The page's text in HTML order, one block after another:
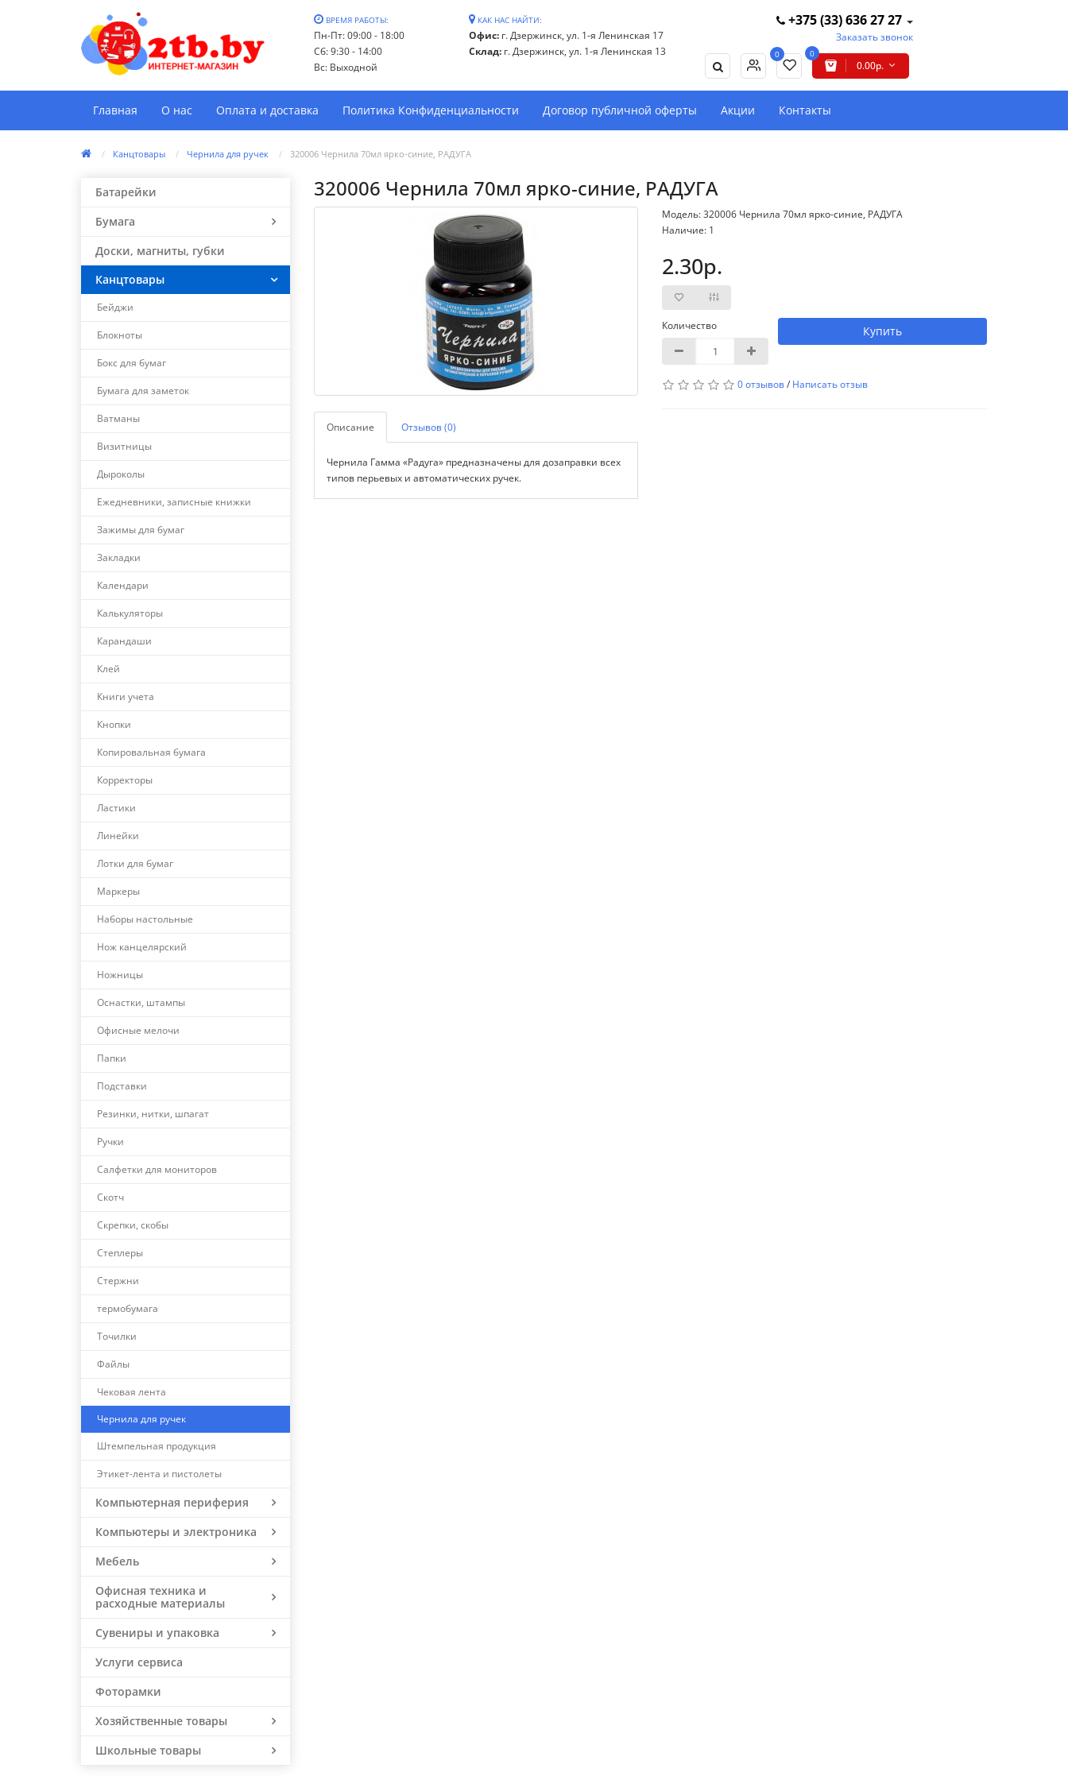
ВРЕМЯ РАБОТЫ:
Пн-Пт: 09:00 - 18:00
Сб: 9:30 - 14:00
Вс: Выходной
КАК НАС НАЙТИ:
Офис:г. Дзержинск, ул. 1-я Ленинская 17
Склад:г. Дзержинск, ул. 1-я Ленинская 13
+375 (33) 636 27 27
Заказать звонок
0 0
0.00р.
Главная О нас Оплата и доставка Политика Конфиденциальности Договор публичной оферты Акции Контакты
Канцтовары Чернила для ручек 320006 Чернила 70мл ярко-синие, РАДУГА
Батарейки
Бумага
Доски, магниты, губки
Канцтовары
Бейджи
Блокноты
Бокс для бумаг
Бумага для заметок
Ватманы
Визитницы
Дыроколы
Ежедневники, записные книжки
Зажимы для бумаг
Закладки
Календари
Калькуляторы
Карандаши
Клей
Книги учета
Кнопки
Копировальная бумага
Корректоры
Ластики
Линейки
Лотки для бумаг
Маркеры
Наборы настольные
Нож канцелярский
Ножницы
Оснастки, штампы
Офисные мелочи
Папки
Подставки
Резинки, нитки, шпагат
Ручки
Салфетки для мониторов
Скотч
Скрепки, скобы
Степлеры
Стержни
термобумага
Точилки
Файлы
Чековая лента
Чернила для ручек
Штемпельная продукция
Этикет-лента и пистолеты
Компьютерная периферия
Компьютеры и электроника
Мебель
Офисная техника и
расходные материалы
Сувениры и упаковка
Услуги сервиса
Фоторамки
Хозяйственные товары
Школьные товары
320006 Чернила 70мл ярко-синие, РАДУГА
Описание Отзывов (0)
Чернила Гамма «Радуга» предназначены для дозаправки всех
типов перьевых и автоматических ручек.
Модель: 320006 Чернила 70мл ярко-синие, РАДУГА
Наличие: 1
2.30р.
Количество Купить
0 отзывов/ Написать отзыв